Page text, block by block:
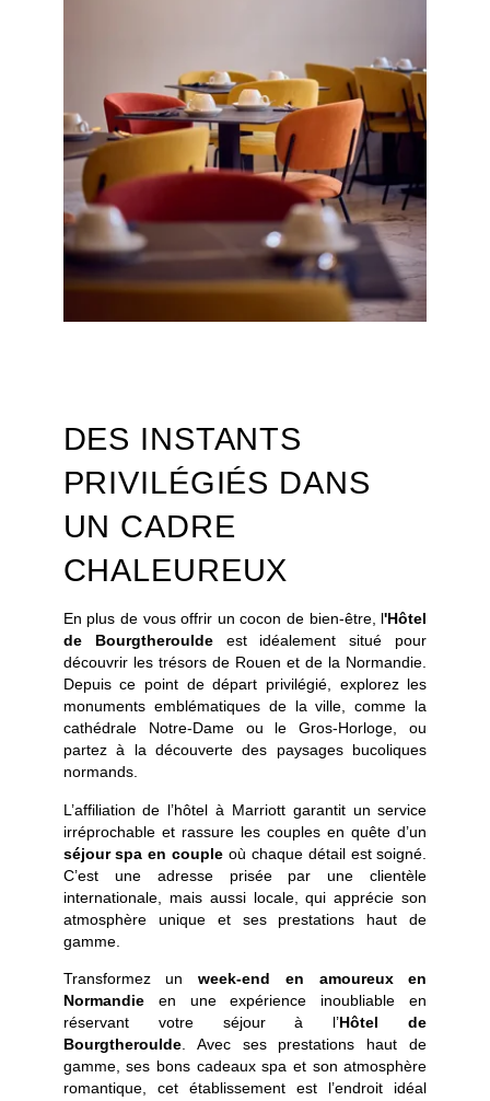
DES INSTANTS
PRIVILÉGIÉS DANS
UN CADRE
CHALEUREUX
En plus de vous offrir un cocon de bien-être, l'Hôtel
de Bourgtheroulde est idéalement situé pour
découvrir les trésors de Rouen et de la Normandie.
Depuis ce point de départ privilégié, explorez les
monuments emblématiques de la ville, comme la
cathédrale Notre-Dame ou le Gros-Horloge, ou
partez à la découverte des paysages bucoliques
normands.
L’affiliation de l’hôtel à Marriott garantit un service
irréprochable et rassure les couples en quête d’un
séjour spa en couple où chaque détail est soigné.
C’est une adresse prisée par une clientèle
internationale, mais aussi locale, qui apprécie son
atmosphère unique et ses prestations haut de
gamme.
Transformez unweek-end en amoureux en
Normandieen une expérience inoubliable en
réservant votre séjour à l’Hôtel de
Bourgtheroulde. Avec ses prestations haut de
gamme, ses bons cadeaux spa et son atmosphère
romantique, cet établissement est l’endroit idéal